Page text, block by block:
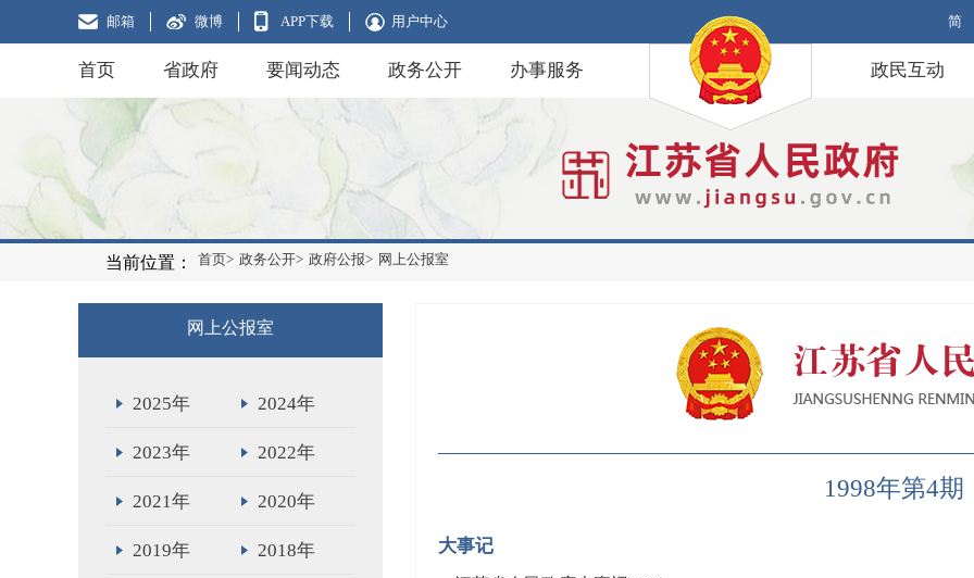
邮箱 微博 APP下载 用户中心 简
首页 省政府 要闻动态 政务公开 办事服务 政民互动
当前位置： 首页> 政务公开> 政府公报> 网上公报室
网上公报室
2025年 2024年
2023年 2022年
2021年 2020年
2019年 2018年
1998年第4期
大事记